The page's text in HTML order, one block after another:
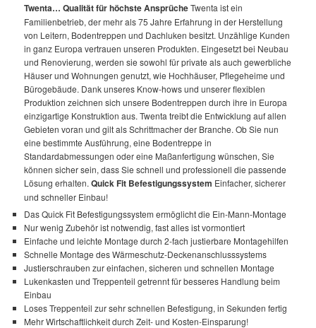
Twenta… Qualität für höchste AnsprücheTwenta ist ein
Familienbetrieb, der mehr als 75 Jahre Erfahrung in der Herstellung
von Leitern, Bodentreppen und Dachluken besitzt. Unzählige Kunden
in ganz Europa vertrauen unseren Produkten. Eingesetzt bei Neubau
und Renovierung, werden sie sowohl für private als auch gewerbliche
Häuser und Wohnungen genutzt, wie Hochhäuser, Pflegeheime und
Bürogebäude. Dank unseres Know-hows und unserer flexiblen
Produktion zeichnen sich unsere Bodentreppen durch ihre in Europa
einzigartige Konstruktion aus. Twenta treibt die Entwicklung auf allen
Gebieten voran und gilt als Schrittmacher der Branche. Ob Sie nun
eine bestimmte Ausführung, eine Bodentreppe in
Standardabmessungen oder eine Maßanfertigung wünschen, Sie
können sicher sein, dass Sie schnell und professionell die passende
Lösung erhalten.Quick Fit Befestigungssystem Einfacher, sicherer
und schneller Einbau!
Das Quick Fit Befestigungssystem ermöglicht die Ein-Mann-Montage
Nur wenig Zubehör ist notwendig, fast alles ist vormontiert
Einfache und leichte Montage durch 2-fach justierbare Montagehilfen
Schnelle Montage des Wärmeschutz-Deckenanschlusssystems
Justierschrauben zur einfachen, sicheren und schnellen Montage
Lukenkasten und Treppenteil getrennt für besseres Handlung beim
Einbau
Loses Treppenteil zur sehr schnellen Befestigung, in Sekunden fertig
Mehr Wirtschaftlichkeit durch Zeit- und Kosten-Einsparung!